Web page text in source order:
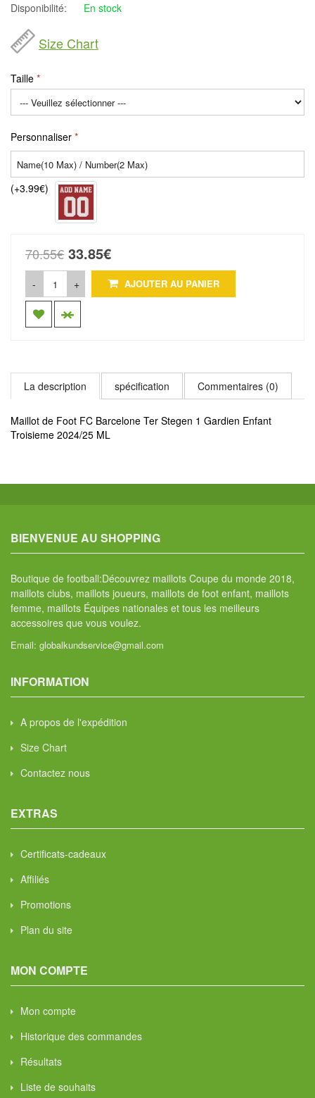
Disponibilité:
En stock
Size Chart
Taille
Personnaliser
(+3.99€)
70.55€ 33.85€
- + AJOUTER AU PANIER
La description spécification Commentaires (0)
Maillot de Foot FC Barcelone Ter Stegen 1 Gardien Enfant
Troisieme 2024/25 ML
BIENVENUE AU SHOPPING
Boutique de football:Découvrez maillots Coupe du monde 2018,
maillots clubs, maillots joueurs, maillots de foot enfant, maillots
femme, maillots Équipes nationales et tous les meilleurs
accessoires que vous voulez.
Email: globalkundservice@gmail.com
INFORMATION
A propos de l'expédition
Size Chart
Contactez nous
EXTRAS
Certificats-cadeaux
Affiliés
Promotions
Plan du site
MON COMPTE
Mon compte
Historique des commandes
Résultats
Liste de souhaits